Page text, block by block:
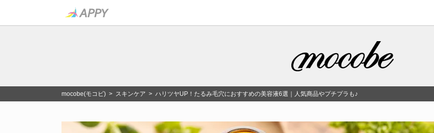
mocobe(モコビ) > スキンケア > ハリツヤUP！たるみ毛穴におすすめの美容液6選｜人気商品やプチプラも♪